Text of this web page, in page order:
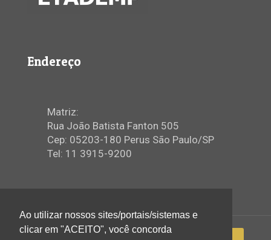
Endereço
Matriz:
Rua João Batista Fanton 505
Cep: 05203-180 Perus São Paulo/SP
Tel: 11 3915-9200
Ao utilizar nossos sites/portais/sistemas e
clicar em "ACEITO", você concorda